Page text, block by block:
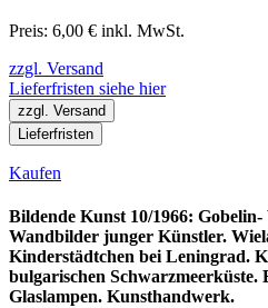
Preis: 6,00 € inkl. MwSt.
zzgl. Versand
Lieferfristen siehe hier
zzgl. Versand
Lieferfristen
Kaufen
Bildende Kunst 10/1966:
Wandbilder junger Künstler.
Kinderstädtchen bei Leningrad.
bulgarischen Schwarzmeerküste.
Glaslampen. Kunsthandwerk.